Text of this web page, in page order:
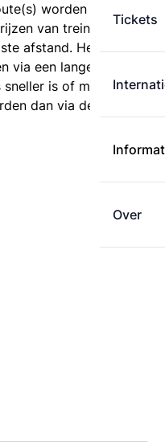
Tickets
Over
worden
van treintickets
afstand. Het is
via een langere route,
is of met minder
dan via de kortste